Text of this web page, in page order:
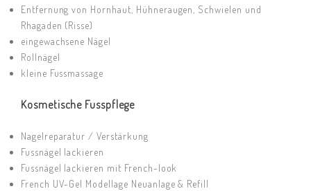
Entfernung von Hornhaut, Hühneraugen, Schwielen und
Rhagaden (Risse)
eingewachsene Nägel
Rollnägel
kleine Fussmassage
Kosmetische Fusspflege
Nagelreparatur / Verstärkung
Fussnägel lackieren
Fussnägel lackieren mit French-look
French UV-Gel Modellage Neuanlage & Refill